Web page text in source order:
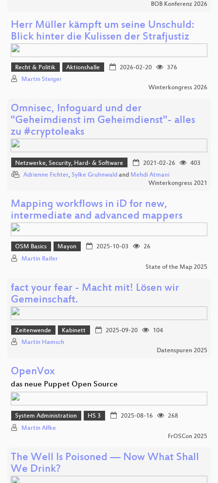
BOB Konferenz 2026
Herr Müller kämpft um seine Unschuld:
Blick hinter die Kulissen der Strafjustiz
Recht & Politik Aktionshalle 2026-02-20
376
Martin Steiger
Winterkongress 2026
Omnisec, Infoguard und der
"Geheimdienst im Geheimdienst"- alles
zu #cryptoleaks
Netzwerke, Security, Hard- & Software 2021-02-26
403
Adrienne Fichter, Sylke Gruhnwald and Mehdi Atmani
Winterkongress 2021
Mapping workflows in iD for new,
intermediate and advanced mappers
OSM Basics Mayon 2025-10-03
26
Martin Raifer
State of the Map 2025
fact your fear - Macht mit! Lösen wir
Gemeinschaft.
Zeitenwende Kabinett 2025-09-20
104
Martin Hamsch
Datenspuren 2025
OpenVox
das neue Puppet Open Source
System Administration HS 3 2025-08-16
268
Martin Alfke
FrOSCon 2025
The Well Is Poisoned — Now What Shall
We Drink?